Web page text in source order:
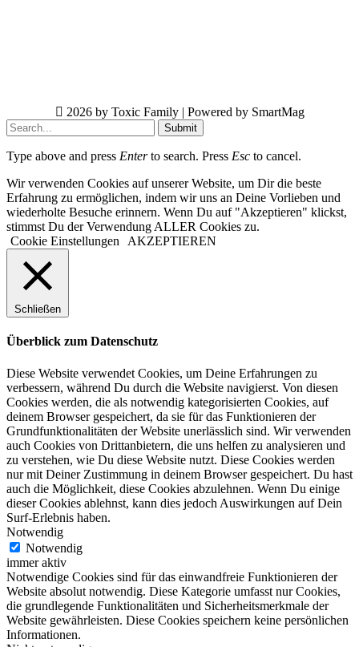
2026 by Toxic Family | Powered by SmartMag
Submit
Type above and press Enterto search. Press Esc to cancel.
Wir verwenden Cookies auf unserer Website, um Dir die beste
Erfahrung zu ermöglichen, indem wir uns an Deine Vorlieben und
wiederholte Besuche erinnern. Wenn Du auf "Akzeptieren" klickst,
stimmst Du der Verwendung ALLER Cookies zu.
Cookie Einstellungen
AKZEPTIEREN
Schließen
Überblick zum Datenschutz
Diese Website verwendet Cookies, um Deine Erfahrungen zu
verbessern, während Du durch die Website navigierst. Von diesen
Cookies werden, die als notwendig kategorisierten Cookies, auf
deinem Browser gespeichert, da sie für das Funktionieren der
Grundfunktionalitäten der Website unerlässlich sind. Wir verwenden
auch Cookies von Drittanbietern, die uns helfen zu analysieren und
zu verstehen, wie Du diese Website nutzt. Diese Cookies werden
nur mit Deiner Zustimmung in deinem Browser gespeichert. Du hast
auch die Möglichkeit, diese Cookies abzulehnen. Wenn Du einige
dieser Cookies ablehnst, kann dies jedoch Auswirkungen auf Dein
Surf-Erlebnis haben.
Notwendig
Notwendig
immer aktiv
Notwendige Cookies sind für das einwandfreie Funktionieren der
Website absolut notwendig. Diese Kategorie umfasst nur Cookies,
die grundlegende Funktionalitäten und Sicherheitsmerkmale der
Website gewährleisten. Diese Cookies speichern keine persönlichen
Informationen.